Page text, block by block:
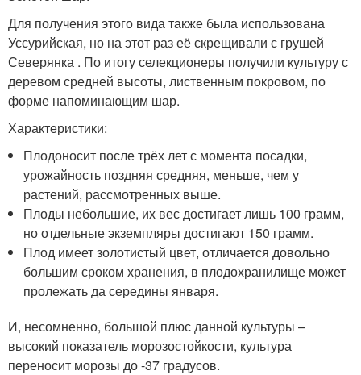
Для получения этого вида также была использована
Уссурийская, но на этот раз её скрещивали с грушей
Северянка . По итогу селекционеры получили культуру с
деревом средней высоты, лиственным покровом, по
форме напоминающим шар.
Характеристики:
Плодоносит после трёх лет с момента посадки,
урожайность поздняя средняя, меньше, чем у
растений, рассмотренных выше.
Плоды небольшие, их вес достигает лишь 100 грамм,
но отдельные экземпляры достигают 150 грамм.
Плод имеет золотистый цвет, отличается довольно
большим сроком хранения, в плодохранилище может
пролежать да середины января.
И, несомненно, большой плюс данной культуры –
высокий показатель морозостойкости, культура
переносит морозы до -37 градусов.